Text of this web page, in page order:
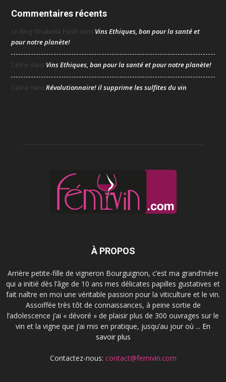
Commentaires récents
Le Blog d’Isabelle Forêt dans Vins Ethiques, bon pour la santé et
pour notre planète!
Céline dans Vins Ethiques, bon pour la santé et pour notre planète!
Céline dansRévolutionnaire! il supprime les sulfites du vin
À PROPOS
Arrière petite-fille de vigneron Bourguignon, c’est ma grand’mère
qui a initié dès l’âge de 10 ans mes délicates papilles gustatives et
fait naître en moi une véritable passion pour la viticulture et le vin.
Assoiffée très tôt de connaissances, à peine sortie de
l’adolescence j’ai « dévoré » de plaisir plus de 300 ouvrages sur le
vin et la vigne que j’ai mis en pratique, jusqu’au jour où ... En
savoir plus
Contactez-nous: contact@femivin.com